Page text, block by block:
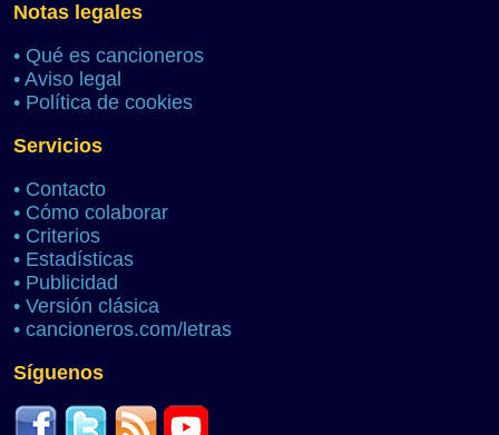
Notas legales
• Qué es cancioneros
• Aviso legal
• Política de cookies
Servicios
• Contacto
• Cómo colaborar
• Criterios
• Estadísticas
• Publicidad
• Versión clásica
• cancioneros.com/letras
Síguenos